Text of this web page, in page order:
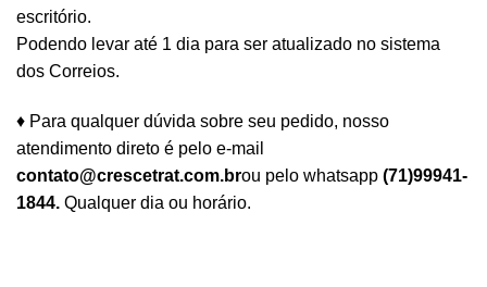
escritório.
Podendo levar até 1 dia para ser atualizado no sistema
dos Correios.
♦ Para qualquer dúvida sobre seu pedido, nosso
atendimento direto é pelo e-mail
contato@crescetrat.com.brou pelo whatsapp (71)99941-
1844. Qualquer dia ou horário.